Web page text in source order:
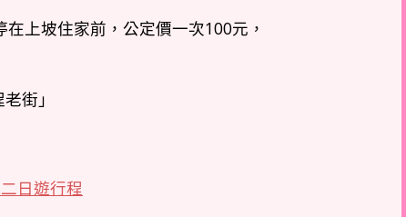
上坡住家前，公定價一次100元，
街」
日遊行程